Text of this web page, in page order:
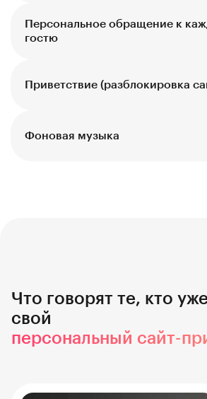
название и выбрать его, но при
Персональное обращение к
гостю
Приветствие (разблокировка
Фоновая музыка
Что говорят те, кто
свой
персональный сайт-